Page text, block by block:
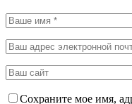
Сохраните мое имя,